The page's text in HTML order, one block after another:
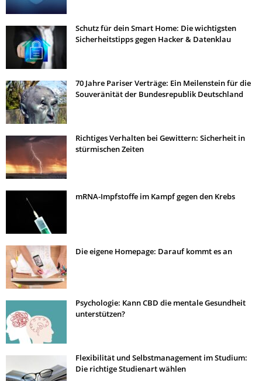
Schutz für dein Smart Home: Die wichtigsten
Sicherheitstipps gegen Hacker & Datenklau
70 Jahre Pariser Verträge: Ein Meilenstein für die
Souveränität der Bundesrepublik Deutschland
Richtiges Verhalten bei Gewittern: Sicherheit in
stürmischen Zeiten
mRNA-Impfstoffe im Kampf gegen den Krebs
Die eigene Homepage: Darauf kommt es an
Psychologie: Kann CBD die mentale Gesundheit
unterstützen?
Flexibilität und Selbstmanagement im Studium:
Die richtige Studienart wählen